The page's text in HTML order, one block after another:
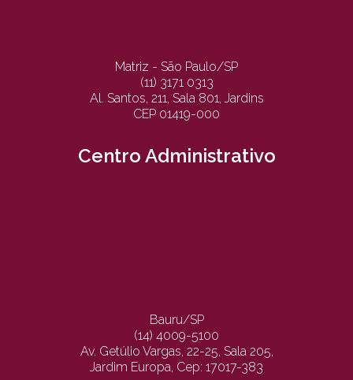
Matriz - São Paulo/SP
(11) 3171 0313
Al. Santos, 211, Sala 801, Jardins
CEP 01419-000
Centro Administrativo
Bauru/SP
(14) 4009-5100
Av. Getúlio Vargas, 22-25, Sala 205,
Jardim Europa, Cep: 17017-383